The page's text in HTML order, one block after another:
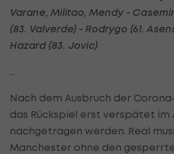
Varane, Militao, Mendy -
(83. Valverde) - Rodrygo (61.
Hazard (83. Jovic)
Nach dem Ausbruch der
das Rückspiel erst verspätet im
nachgetragen werden. Real
Manchester ohne den